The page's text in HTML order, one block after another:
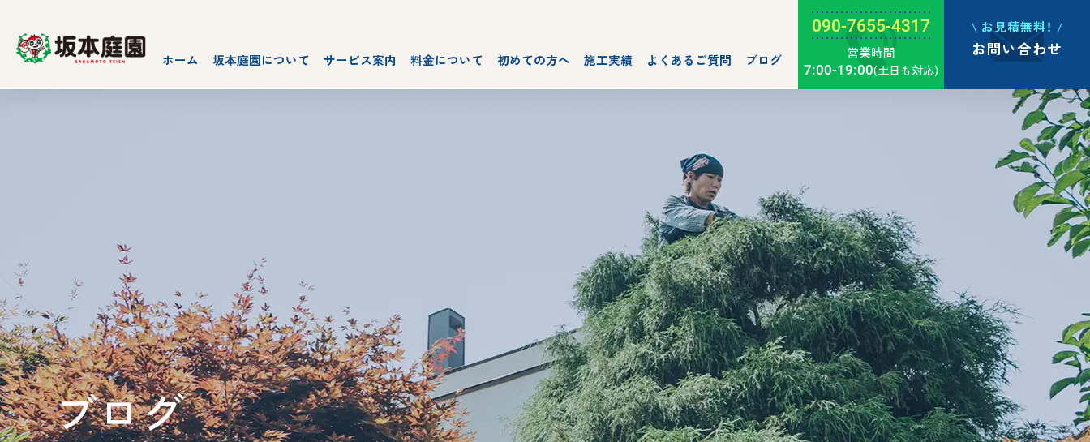
ホーム 坂本庭園について サービス案内 料金について 初めての方へ 施工実績 よくあるご質問 ブログ
090-7655-4317
営業時間
7:00-19:00(土日も対応)
お見積無料！
お問い合わせ
ブログ